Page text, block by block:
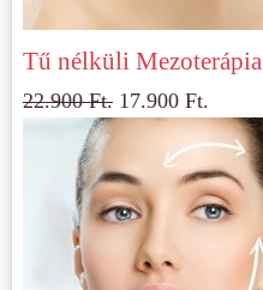
Tű nélküli Mezoterápia
22.900Ft. 17.900Ft.